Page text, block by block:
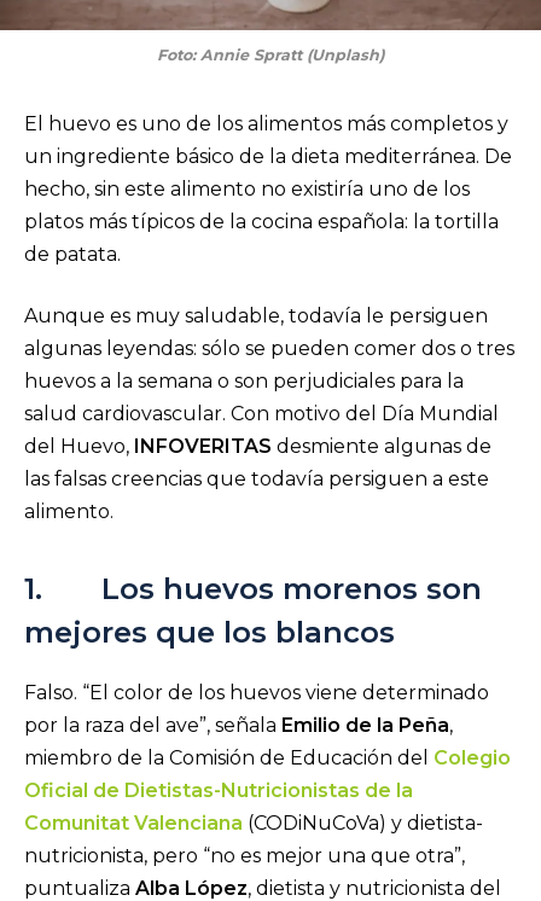
Foto: Annie Spratt (Unplash)
El huevo es uno de los alimentos más completos y
un ingrediente básico de la dieta mediterránea. De
hecho, sin este alimento no existiría uno de los
platos más típicos de la cocina española: la tortilla
de patata.
Aunque es muy saludable, todavía le persiguen
algunas leyendas: sólo se pueden comer dos o tres
huevos a la semana o son perjudiciales para la
salud cardiovascular. Con motivo del Día Mundial
del Huevo,
INFOVERITAS desmiente algunas de
las falsas creencias que todavía persiguen a este
alimento.
1. Los huevos morenos son
mejores que los blancos
Falso. “El color de los huevos viene determinado
por la raza del ave”, señala Emilio de la Peña,
miembro de la Comisión de Educación del Colegio
Oficial de Dietistas-Nutricionistas de la
Comunitat Valenciana (CODiNuCoVa) y dietista-
nutricionista, pero “no es mejor una que otra”,
puntualiza Alba López, dietista y nutricionista del